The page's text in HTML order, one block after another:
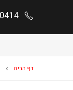
דף הבית